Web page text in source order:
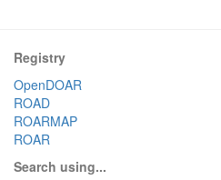
Registry
OpenDOAR
ROAD
ROARMAP
ROAR
Search using...